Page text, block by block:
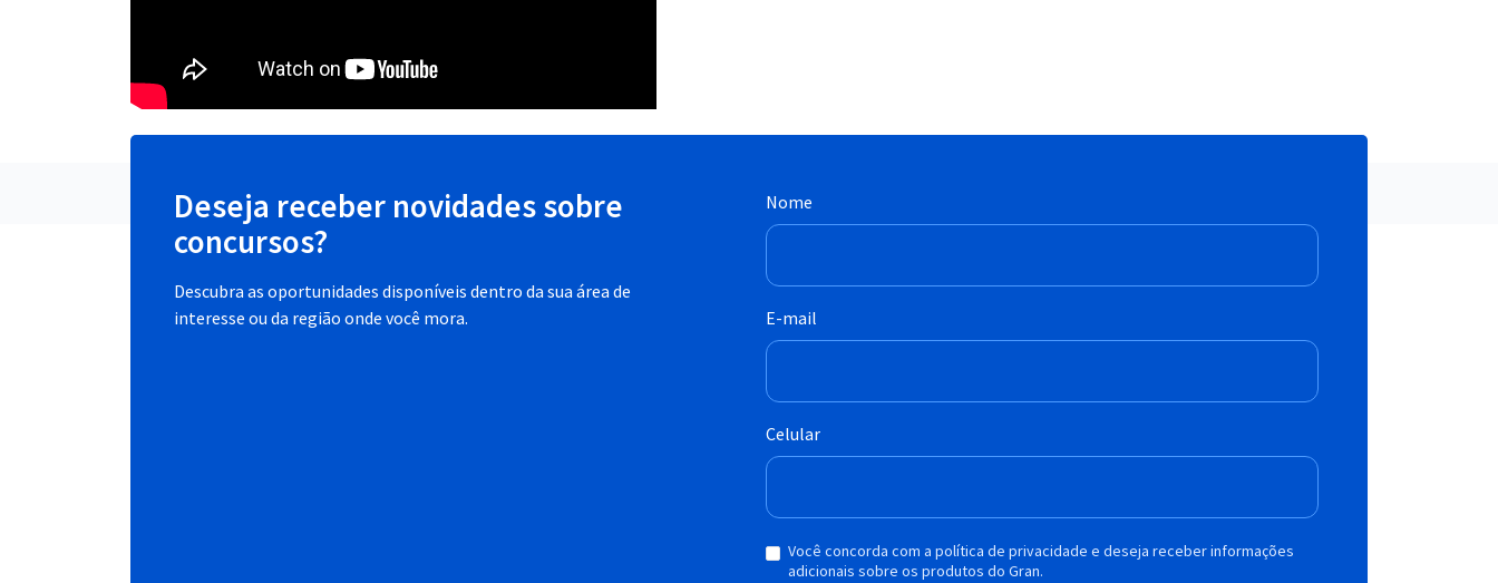
Deseja receber novidades sobre
concursos?
Descubra as oportunidades disponíveis dentro da sua área de
interesse ou da região onde você mora.
Nome
E-mail
Celular
Você concorda com a política de privacidade e deseja receber informações
adicionais sobre os produtos do Gran.